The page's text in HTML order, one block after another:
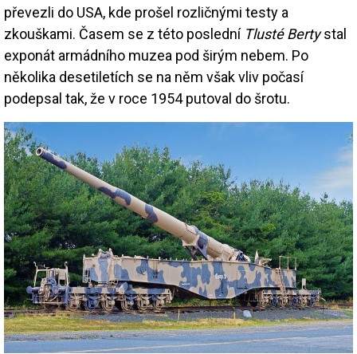
převezli do USA, kde prošel rozličnými testy a
zkouškami. Časem se z této poslední Tlusté Bertystal
exponát armádního muzea pod širým nebem. Po
několika desetiletích se na něm však vliv počasí
podepsal tak, že v roce 1954 putoval do šrotu.
Image